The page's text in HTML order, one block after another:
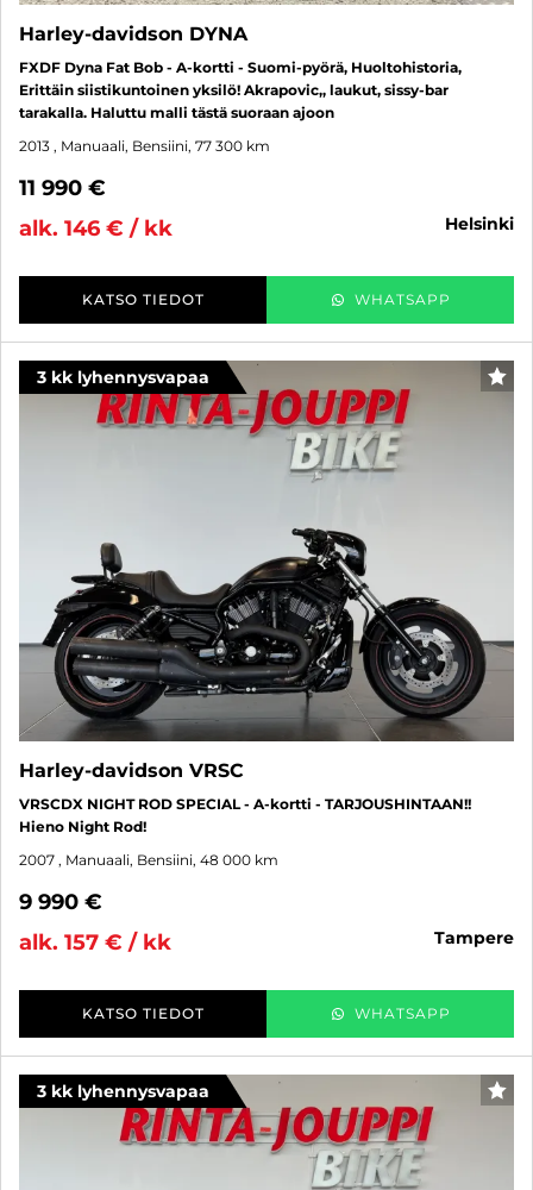
Harley-davidson DYNA
FXDF Dyna Fat Bob - A-kortti - Suomi-pyörä, Huoltohistoria,
Erittäin siistikuntoinen yksilö! Akrapovic,, laukut, sissy-bar
tarakalla. Haluttu malli tästä suoraan ajoon
2013 , Manuaali, Bensiini, 77 300 km
11 990 €
alk. 146 € / kk
helsinki
KATSO TIEDOT WHATSAPP
3 kk lyhennysvapaa
Harley-davidson VRSC
VRSCDX NIGHT ROD SPECIAL - A-kortti - TARJOUSHINTAAN!!
Hieno Night Rod!
2007 , Manuaali, Bensiini, 48 000 km
9 990 €
alk. 157 € / kk
tampere
KATSO TIEDOT WHATSAPP
3 kk lyhennysvapaa